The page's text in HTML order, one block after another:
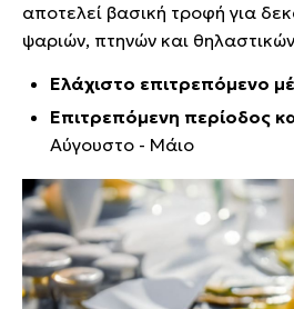
αποτελεί βασική τροφή για
ψαριών, πτηνών και
Ελάχιστο επιτρεπόμενο
Επιτρεπόμενη περίοδος
Αύγουστο - Μάιο